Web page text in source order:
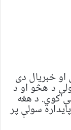
خبریال دی
د هڅو او د
کوي. د هغه
سولې پر